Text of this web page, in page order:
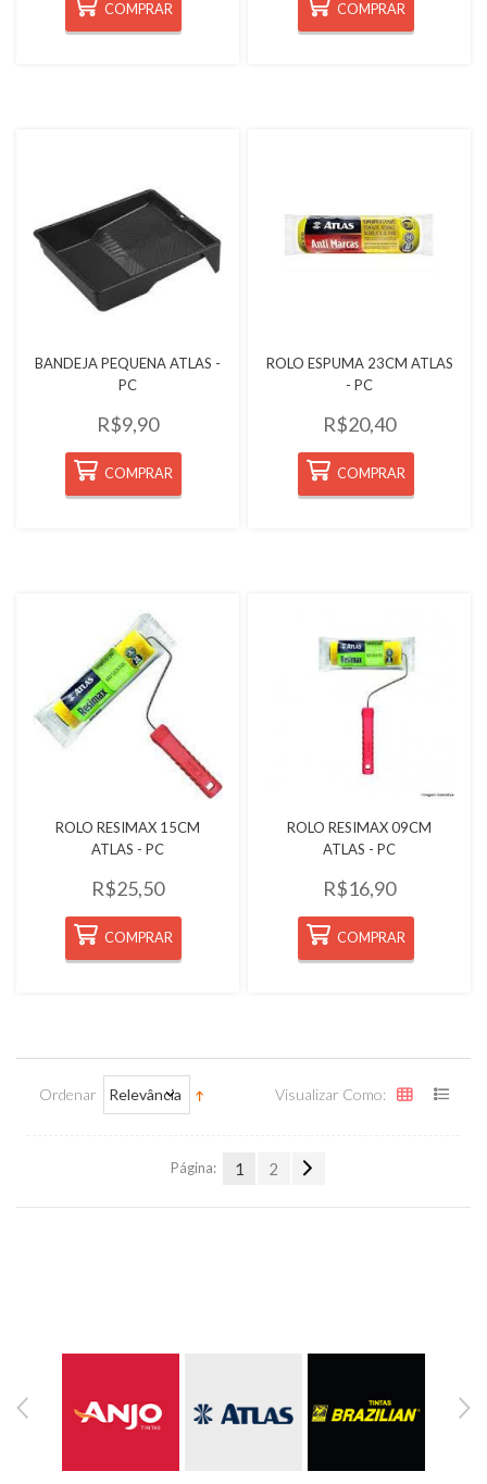
COMPRAR COMPRAR
Quickview
BANDEJA PEQUENA ATLAS -
PC
R$9,90
COMPRAR
Quickview
ROLO ESPUMA 23CM ATLAS
- PC
R$20,40
COMPRAR
Quickview
ROLO RESIMAX 15CM
ATLAS - PC
R$25,50
COMPRAR
Quickview
ROLO RESIMAX 09CM
ATLAS - PC
R$16,90
COMPRAR
Ordenar Relevância Visualizar Como:
Página: 1 2